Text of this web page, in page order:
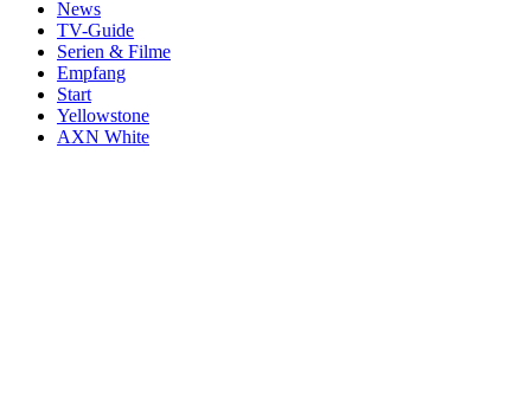
News
TV-Guide
Serien & Filme
Empfang
Start
Yellowstone
AXN White